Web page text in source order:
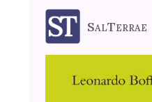
SalTerrae